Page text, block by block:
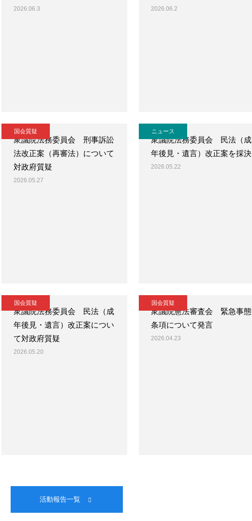
2026.06.3 2026.06.2
国会質疑
衆議院法務委員会 刑事訴訟
法改正案（再審法）について
対政府質疑
2026.05.27
ニュース
衆議院法務委員会 民法（成
年後見・遺言）改正案を採決
2026.05.22
国会質疑
衆議院法務委員会 民法（成
年後見・遺言）改正案につい
て対政府質疑
2026.05.20
国会質疑
衆議院憲法審査会 緊急事態
条項について発言
2026.04.23
活動報告一覧